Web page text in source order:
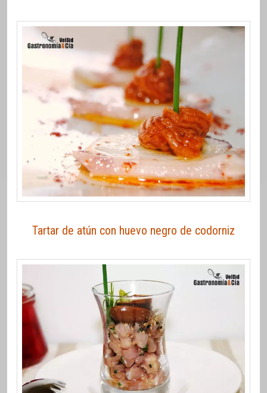
Tartar de atún con huevo negro de codorniz